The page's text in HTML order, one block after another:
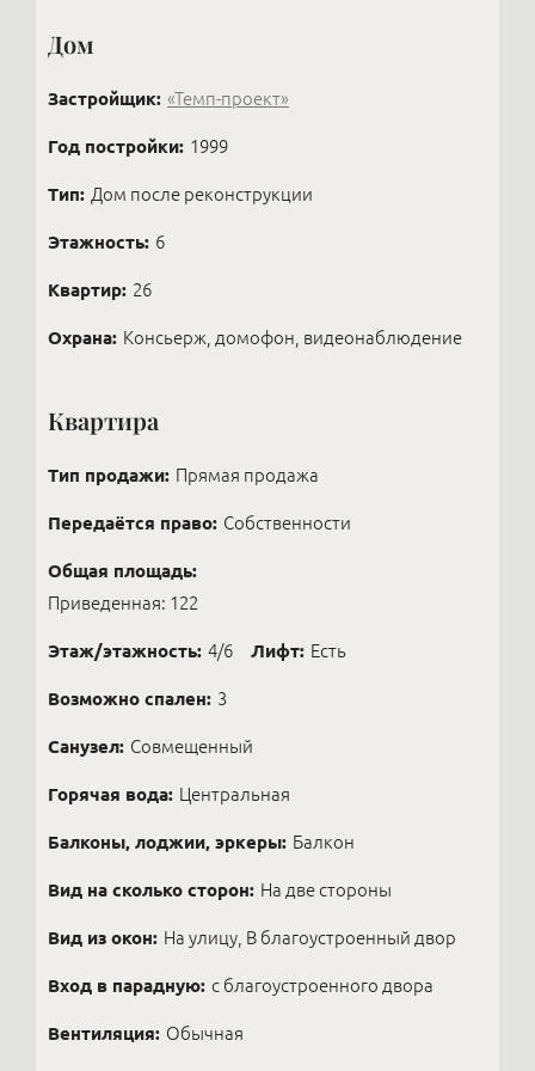
Дом
Застройщик: «Темп-проект»
Год постройки: 1999
Тип: Дом после реконструкции
Этажность: 6
Квартир: 26
Охрана: Консьерж, домофон, видеонаблюдение
Квартира
Тип продажи: Прямая продажа
Передаётся право: Собственности
Общая площадь:
Приведенная: 122
Этаж/этажность: 4/6 Лифт: Есть
Возможно спален: 3
Санузел: Совмещенный
Горячая вода: Центральная
Балконы, лоджии, эркеры: Балкон
Вид на сколько сторон: На две стороны
Вид из окон: На улицу, В благоустроенный двор
Вход в парадную: с благоустроенного двора
Вентиляция: Обычная